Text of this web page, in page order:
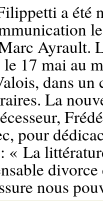
a été
Ayrault.
17 mai au
dans
La
pour
« La
nous